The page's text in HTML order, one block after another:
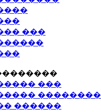
���
���
��������
������